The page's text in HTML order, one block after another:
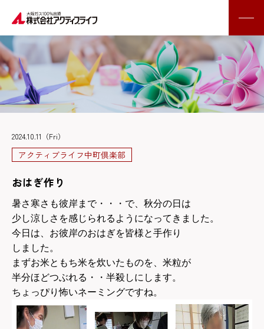
2024.10.11（Fri）
アクティブライフ中町倶楽部
おはぎ作り
暑さ寒さも彼岸まで・・・で、秋分の日は
少し涼しさを感じられるようになってきました。
今日は、お彼岸のおはぎを皆様と手作り
しました。
まずお米ともち米を炊いたものを、米粒が
半分ほどつぶれる・・半殺しにします。
ちょっぴり怖いネーミングですね。